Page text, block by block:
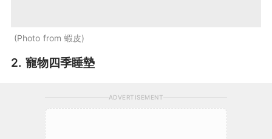
Photo from 蝦皮
2. 寵物四季睡墊
ADVERTISEMENT